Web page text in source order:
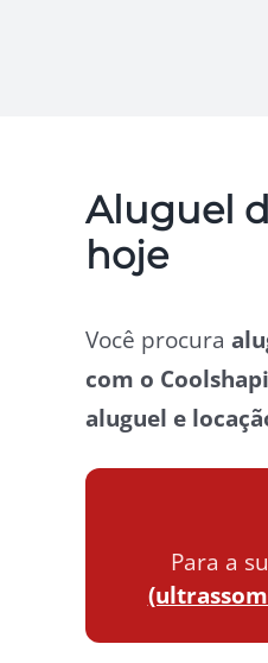
Aluguel
hoje
Você procura
com o
aluguel e
Para a